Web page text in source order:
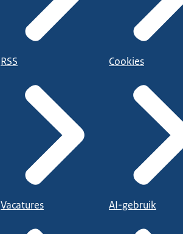
RSS
Vacatures
Cookies
AI-gebruik